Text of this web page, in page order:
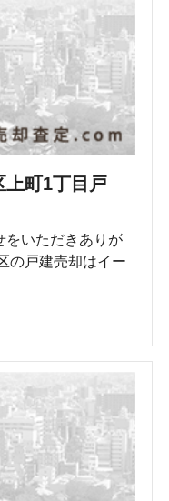
上町1丁目戸
をいただきありが
の戸建売却はイー